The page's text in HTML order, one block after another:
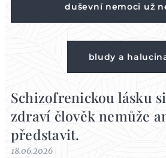
duševní nemoci už
bludy a
Schizofrenickou lásku si
zdraví člověk nemůže
představit.
18.06.2026